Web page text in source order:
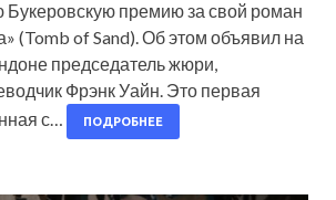
премию за свой роман
(Tomb of Sand). Об этом объявил на
председатель жюри,
Фрэнк Уайн. Это первая
с…
ПОДРОБНЕЕ